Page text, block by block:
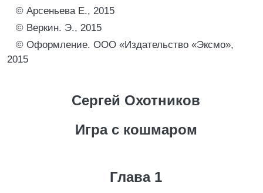
© Арсеньева Е., 2015
© Веркин. Э., 2015
© Оформление. ООО «Издательство «Эксмо»,
2015
Сергей Охотников
Игра с кошмаром
Глава 1